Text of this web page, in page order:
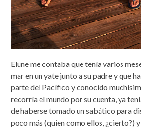
Elune me contaba que tenía varios
mar en un yate junto a su padre y que
parte del Pacífico y conocido
recorría el mundo por su cuenta, ya
de haberse tomado un sabático para
poco más (quien como ellos, ¿cierto?)